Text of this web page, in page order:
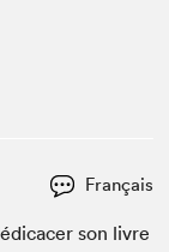
Français
son livre